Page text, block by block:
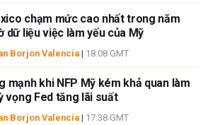
thị hoặc sử dụng thông tin này. Ngoại trừ các
phải là các cố vấn đầu tư đã đăng ký và không
chạm mức cao nhất trong năm
dữ liệu việc làm yếu của Mỹ
Borjon Valencia| 18:08 GMT
mạnh khi NFP Mỹ kém khả quan làm
vọng Fed tăng lãi suất
Borjon Valencia| 17:38 GMT